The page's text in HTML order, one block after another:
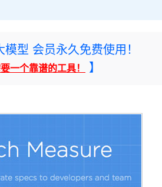
型 会员永久免费使用！
一个靠谱的工具！ 】